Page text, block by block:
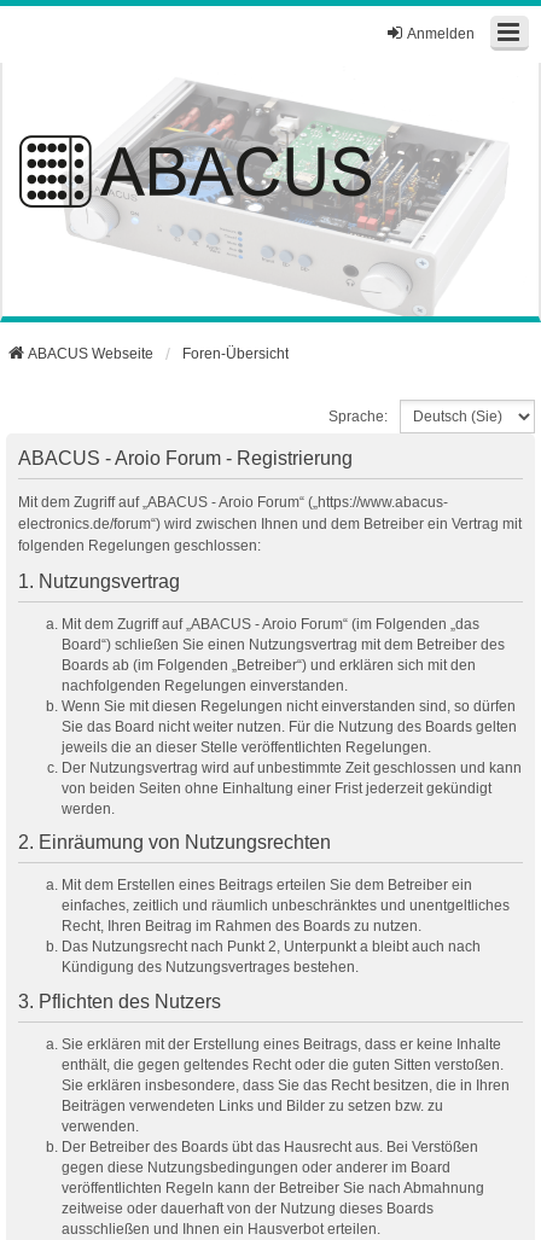
Anmelden
ABACUS Webseite Foren-Übersicht
Sprache:
ABACUS - Aroio Forum - Registrierung
Mit dem Zugriff auf „ABACUS - Aroio Forum“ („https://www.abacus-
electronics.de/forum“) wird zwischen Ihnen und dem Betreiber ein Vertrag mit
folgenden Regelungen geschlossen:
1. Nutzungsvertrag
Mit dem Zugriff auf „ABACUS - Aroio Forum“ (im Folgenden „das
Board“) schließen Sie einen Nutzungsvertrag mit dem Betreiber des
Boards ab (im Folgenden „Betreiber“) und erklären sich mit den
nachfolgenden Regelungen einverstanden.
Wenn Sie mit diesen Regelungen nicht einverstanden sind, so dürfen
Sie das Board nicht weiter nutzen. Für die Nutzung des Boards gelten
jeweils die an dieser Stelle veröffentlichten Regelungen.
Der Nutzungsvertrag wird auf unbestimmte Zeit geschlossen und kann
von beiden Seiten ohne Einhaltung einer Frist jederzeit gekündigt
werden.
2. Einräumung von Nutzungsrechten
Mit dem Erstellen eines Beitrags erteilen Sie dem Betreiber ein
einfaches, zeitlich und räumlich unbeschränktes und unentgeltliches
Recht, Ihren Beitrag im Rahmen des Boards zu nutzen.
Das Nutzungsrecht nach Punkt 2, Unterpunkt a bleibt auch nach
Kündigung des Nutzungsvertrages bestehen.
3. Pflichten des Nutzers
Sie erklären mit der Erstellung eines Beitrags, dass er keine Inhalte
enthält, die gegen geltendes Recht oder die guten Sitten verstoßen.
Sie erklären insbesondere, dass Sie das Recht besitzen, die in Ihren
Beiträgen verwendeten Links und Bilder zu setzen bzw. zu
verwenden.
Der Betreiber des Boards übt das Hausrecht aus. Bei Verstößen
gegen diese Nutzungsbedingungen oder anderer im Board
veröffentlichten Regeln kann der Betreiber Sie nach Abmahnung
zeitweise oder dauerhaft von der Nutzung dieses Boards
ausschließen und Ihnen ein Hausverbot erteilen.